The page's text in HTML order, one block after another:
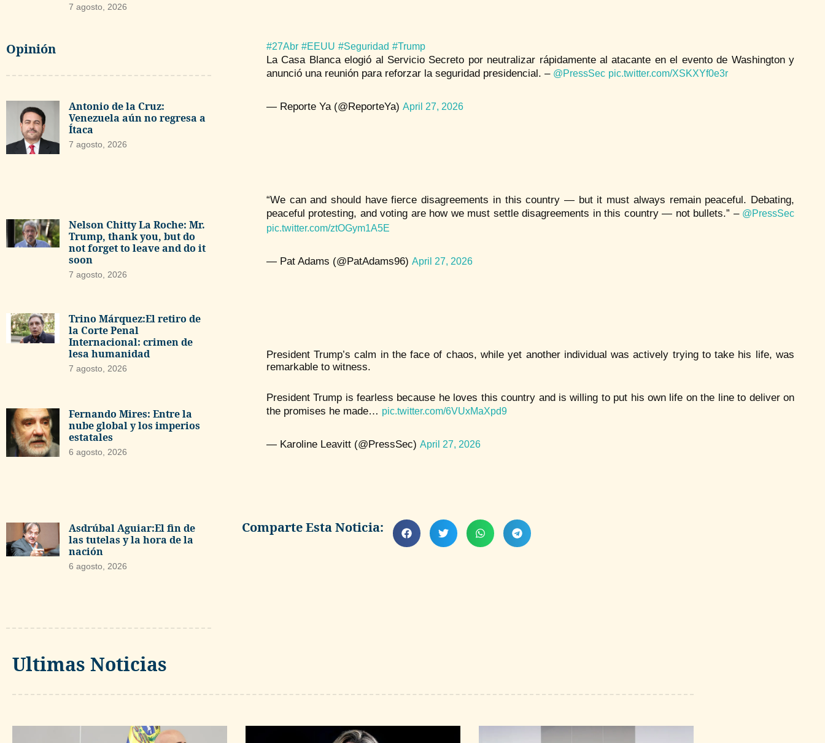
7 agosto, 2026
Opinión
Antonio de la Cruz:
Venezuela aún no regresa a
Ítaca
7 agosto, 2026
Nelson Chitty La Roche: Mr.
Trump, thank you, but do
not forget to leave and do it
soon
7 agosto, 2026
Trino Márquez:El retiro de
la Corte Penal
Internacional: crimen de
lesa humanidad
7 agosto, 2026
Fernando Mires: Entre la
nube global y los imperios
estatales
6 agosto, 2026
Asdrúbal Aguiar:El fin de
las tutelas y la hora de la
nación
6 agosto, 2026
#27Abr #EEUU #Seguridad #Trump
La Casa Blanca elogió al Servicio Secreto por neutralizar rápidamente al atacante en el evento de Washington y
anunció una reunión para reforzar la seguridad presidencial. – @PressSec pic.twitter.com/XSKXYf0e3r
— Reporte Ya (@ReporteYa) April 27, 2026
“We can and should have fierce disagreements in this country — but it must always remain peaceful. Debating,
peaceful protesting, and voting are how we must settle disagreements in this country — not bullets.” – @PressSec
pic.twitter.com/ztOGym1A5E
— Pat Adams (@PatAdams96) April 27, 2026
President Trump’s calm in the face of chaos, while yet another individual was actively trying to take his life, was
remarkable to witness.
President Trump is fearless because he loves this country and is willing to put his own life on the line to deliver on
the promises he made… pic.twitter.com/6VUxMaXpd9
— Karoline Leavitt (@PressSec) April 27, 2026
Comparte Esta Noticia:
Ultimas Noticias